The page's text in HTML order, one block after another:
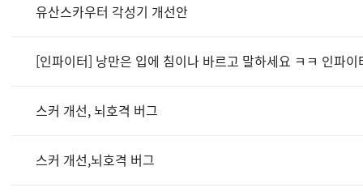
유산스카우터 각성기 개선안
[인파이터] 낭만은 입에 침이나 바르고 말하세요 ㅋㅋ 인파
스커 개선, 뇌호격 버그
스커 개선,뇌호격 버그